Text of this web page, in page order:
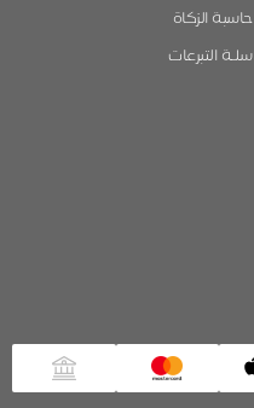
حاسبة الزكاة
سلـة التبرعات